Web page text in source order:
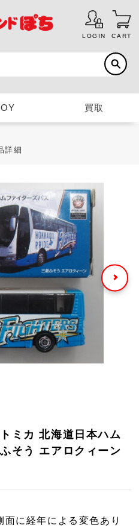
LOGIN CART
買取
詳細
ミカ 北海道日本ハム
そう エアロクィーン
に経年による変色あり